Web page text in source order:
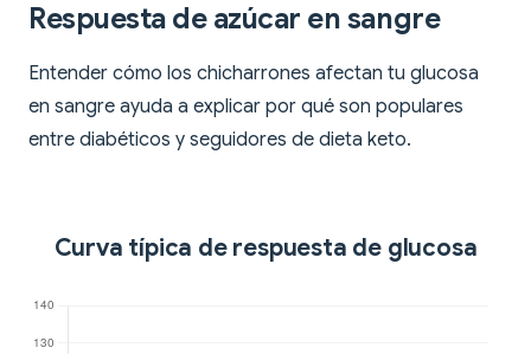
Respuesta de azúcar en sangre
Entender cómo los chicharrones afectan tu glucosa
en sangre ayuda a explicar por qué son populares
entre diabéticos y seguidores de dieta keto.
Curva típica de respuesta de glucosa